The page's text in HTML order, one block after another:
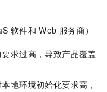
软件和 Web 服务商）
求过高，导致产品覆盖
地环境初始化要求高，